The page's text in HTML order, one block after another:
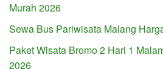
Murah 2026
Sewa Bus Pariwisata Malang
Paket Wisata Bromo 2 Hari 1
2026